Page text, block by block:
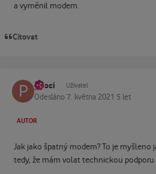
a vyměnil modem.
Citovat
pkoci Uživatel
Odesláno 7. května 2021 5 let
AUTOR
Jak jako špatný modem? To je myšleno
tedy, že mám volat technickou podporu